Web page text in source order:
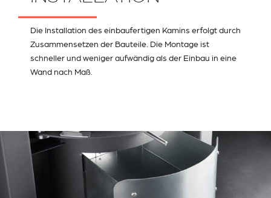
Die Installation des einbaufertigen Kamins erfolgt durch
Zusammensetzen der Bauteile. Die Montage ist
schneller und weniger aufwändig als der Einbau in eine
Wand nach Maß.